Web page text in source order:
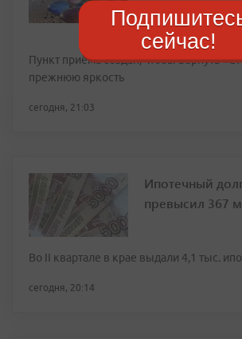
Стеклянной
Пункт приёма создан, чтобы вернуть
прежнюю яркость
сегодня, 21:03
Ипотечный
превысил 367
Во II квартале в крае выдали 4,1 тыс.
сегодня, 20:14
сейчас!